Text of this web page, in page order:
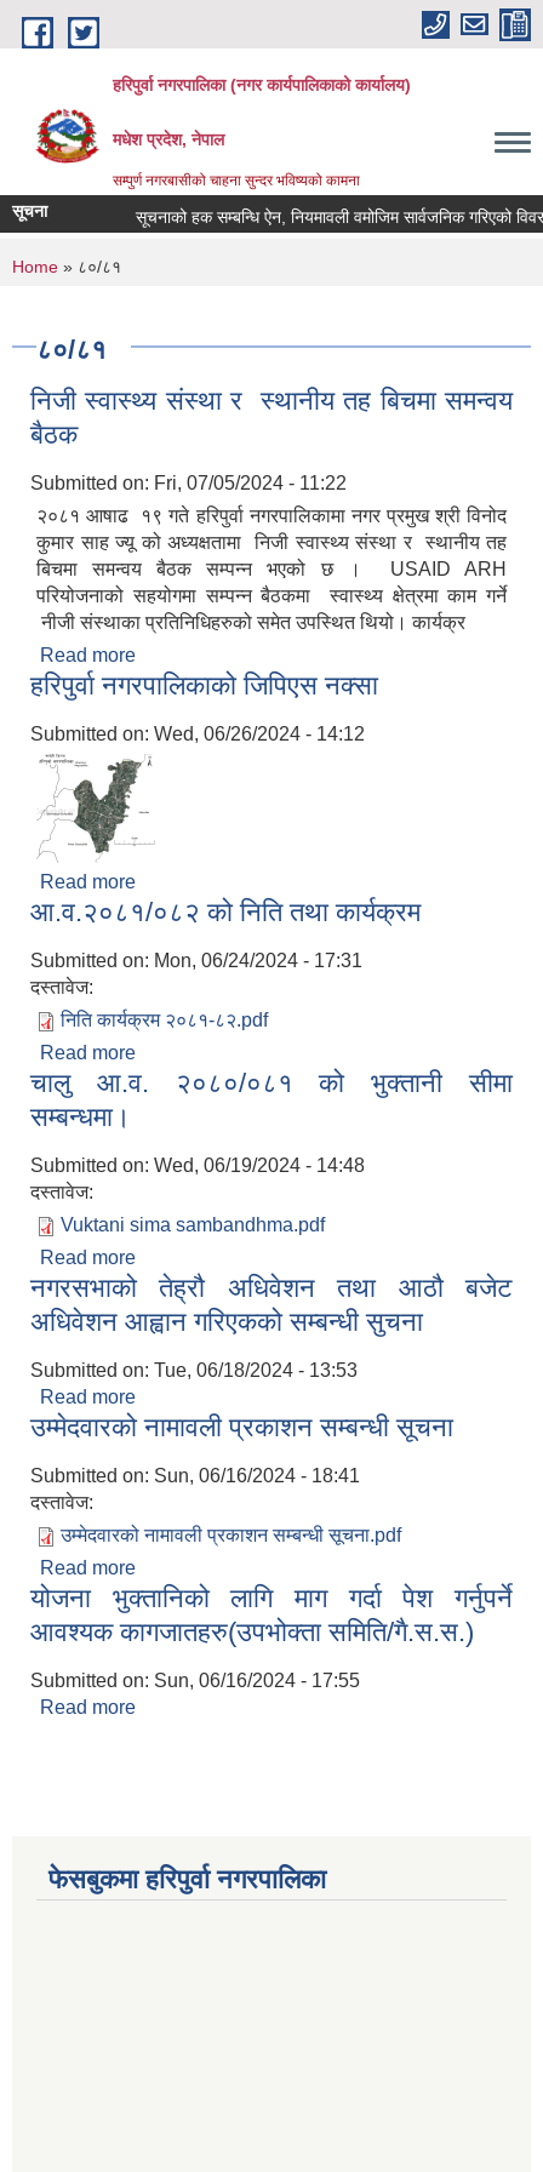
Skip to main content
हरिपुर्वा नगरपालिका (नगर कार्यपालिकाको कार्यालय)
मधेश प्रदेश, नेपाल
सम्पुर्ण नगरबासीको चाहना सुन्दर भविष्यको कामना
सूचना सूचनाको हक सम्बन्धि ऐन, नियमावली वमोजिम सार्वजनिक गरिएको
You are here
Home » ८०/८१
८०/८१
निजी स्वास्थ्य संस्था र स्थानीय तह बिचमा समन्वय
बैठक
Submitted on: Fri, 07/05/2024 - 11:22
२०८१ आषाढ १९ गते हरिपुर्वा नगरपालिकामा नगर प्रमुख श्री विनोद
कुमार साह ज्यू को अध्यक्षतामा निजी स्वास्थ्य संस्था र स्थानीय तह
बिचमा समन्वय बैठक सम्पन्न भएको छ । USAID ARH
परियोजनाको सहयोगमा सम्पन्न बैठकमा स्वास्थ्य क्षेत्रमा काम गर्ने
नीजी संस्थाका प्रतिनिधिहरुको समेत उपस्थित थियो। कार्यक्र
Read more
बैठक
हरिपुर्वा नगरपालिकाको जिपिएस नक्सा
Submitted on: Wed, 06/26/2024 - 14:12
Read more
आ.व.२०८१/०८२ को निति तथा कार्यक्रम
Submitted on: Mon, 06/24/2024 - 17:31
दस्तावेज:
निति कार्यक्रम २०८१-८२.pdf
Read more
चालु आ.व. २०८०/०८१ को भुक्तानी सीमा
सम्बन्धमा।
Submitted on: Wed, 06/19/2024 - 14:48
दस्तावेज:
Vuktani sima sambandhma.pdf
Read more
सम्बन्धमा।
नगरसभाको तेह्रौ अधिवेशन तथा आठौ बजेट
अधिवेशन आह्वान गरिएकको सम्बन्धी सुचना
Submitted on: Tue, 06/18/2024 - 13:53
Read more
अधिवेशन आह्वान गरिएकको सम्बन्धी सुचना
उम्मेदवारको नामावली प्रकाशन सम्बन्धी सूचना
Submitted on: Sun, 06/16/2024 - 18:41
दस्तावेज:
उम्मेदवारको नामावली प्रकाशन सम्बन्धी सूचना.pdf
Read more
योजना भुक्तानिको लागि माग गर्दा पेश गर्नुपर्ने
आवश्यक कागजातहरु(उपभोक्ता समिति/गै.स.स.)
Submitted on: Sun, 06/16/2024 - 17:55
Read more
फेसबुकमा हरिपुर्वा नगरपालिका